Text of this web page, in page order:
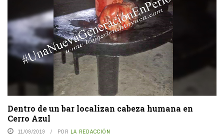
Dentro de un bar localizan cabeza humana en
Cerro Azul
11/09/2019 POR LA REDACCIÓN